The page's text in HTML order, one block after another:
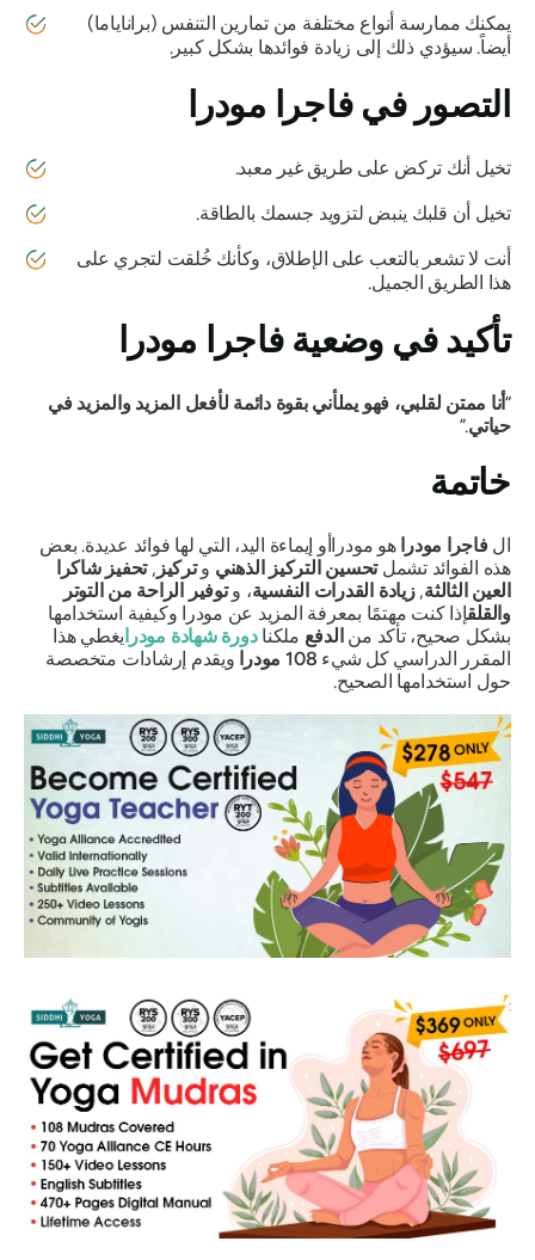
يمكنك ممارسة أنواع مختلفة منتمارين التنفس (براناياما)
أيضاً. سيؤدي ذلك إلى زيادة فوائدها بشكل كبير.
التصور فيفاجرا مودرا
تخيل أنك تركض على طريق غير معبد.
تخيل أن قلبك ينبض لتزويد جسمك بالطاقة.
أنت لا تشعر بالتعب على الإطلاق، وكأنك خُلقت لتجري على
هذا الطريق الجميل.
تأكيد في وضعيةفاجرا مودرا
أنا ممتن لقلبي، فهو يملأني بقوة دائمة لأفعل المزيد والمزيد في
حياتي.”
خاتمة
ال فاجرا مودراهومودراأو إيماءة اليد، التي لها فوائد عديدة. بعض
هذه الفوائد تشمل تحسين التركيز الذهنيوتركيز, تحفيزشاكرا
العين الثالثة,زيادة القدرات النفسية، وتوفير الراحة من التوتر
والقلقإذا كنت مهتمًا بمعرفة المزيد عنمودراوكيفية استخدامها
بشكل صحيح، تأكد منالدفعملكنادورة شهادةمودرايغطي هذا
المقرر الدراسي كل شيء108 مودراويقدم إرشادات متخصصة
حول استخدامها الصحيح.